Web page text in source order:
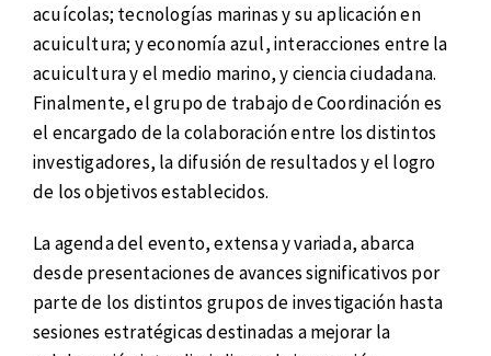
acuícolas; tecnologías marinas y su aplicación en
acuicultura; y economía azul, interacciones entre la
acuicultura y el medio marino, y ciencia ciudadana.
Finalmente, el grupo de trabajo de Coordinación es
el encargado de la colaboración entre los distintos
investigadores, la difusión de resultados y el logro
de los objetivos establecidos.
La agenda del evento, extensa y variada, abarca
desde presentaciones de avances significativos por
parte de los distintos grupos de investigación hasta
sesiones estratégicas destinadas a mejorar la